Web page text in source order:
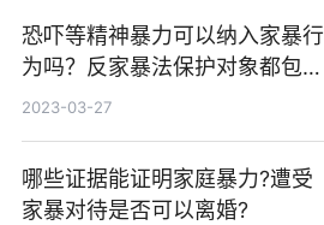
恐吓等精神暴力可以纳入家暴行
为吗？反家暴法保护对象都包括
哪些？
2023-03-27
哪些证据能证明家庭暴力?遭受
家暴对待是否可以离婚?